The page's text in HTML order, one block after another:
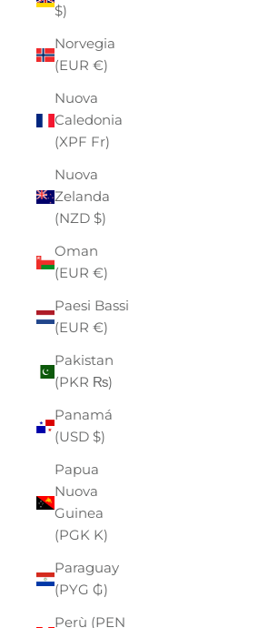
$)
Norvegia
(EUR €)
Nuova
Caledonia
(XPF Fr)
Nuova
Zelanda
(NZD $)
Oman
(EUR €)
Paesi Bassi
(EUR €)
Pakistan
(PKR ₨)
Panamá
(USD $)
Papua
Nuova
Guinea
(PGK K)
Paraguay
(PYG ₲)
Perù (PEN